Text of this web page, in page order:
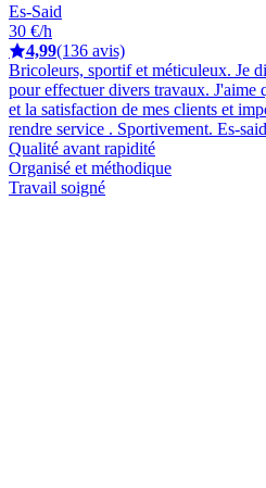
Es-Said
30 €/h
4,99(136 avis)
Bricoleurs, sportif et méticuleux. Je
pour effectuer divers travaux. J'aime
et la satisfaction de mes clients et
rendre service . Sportivement. Es-said
Qualité avant rapidité
Organisé et méthodique
Travail soigné